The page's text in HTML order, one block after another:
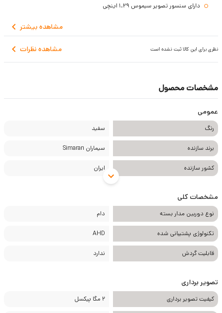
دارای سنسور تصویر سیموس 1.29 اینچی
سیستم حفاظتی IP66
ICR ندارد
مشاهده بیشتر
مشاهده نظرات نظری برای این کالا ثبت نشده است
مشخصات محصول
عمومی
رنگ سفید
برند سازنده سیماران Simaran
کشور سازنده ایران
مشخصات کلی
نوع دوربین مدار بسته دام
تکنولوژی پشتیبانی شده AHD
قابلیت گردش ندارد
تصویر برداری
کیفیت تصویر برداری 2 مگا پیکسل